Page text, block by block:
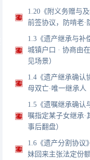
1.20《附义务赠与
前签协议，防啃老·
1.3《遗产继承与补
城镇户口 · 协商由
见场景）
1.4《遗产继承确认
母双亡·唯一继承人
1.5《遗嘱继承确认
嘱指定某子女继承
事后翻盘）
1.6《遗产分割协议
妹回来主张法定份